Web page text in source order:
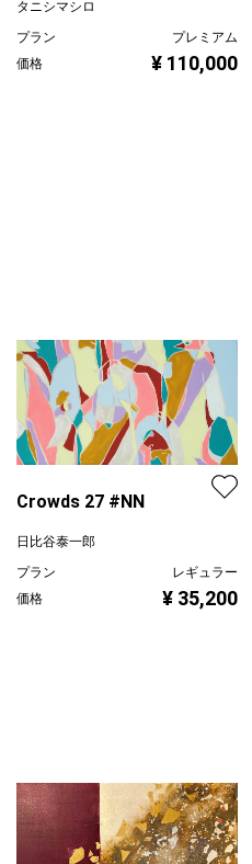
タニシマシロ
プラン
プレミアム
価格
¥ 110,000
Crowds 27 #NN
日比谷泰一郎
プラン
レギュラー
価格
¥ 35,200